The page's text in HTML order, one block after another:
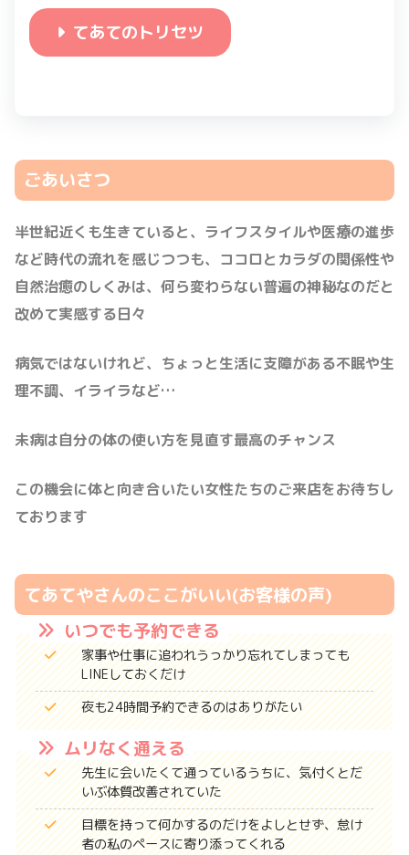
てあてのトリセツ
ごあいさつ
半世紀近くも生きていると、ライフスタイルや医療の進歩
など時代の流れを感じつつも、ココロとカラダの関係性や
自然治癒のしくみは、何ら変わらない普遍の神秘なのだと
改めて実感する日々
病気ではないけれど、ちょっと生活に支障がある不眠や生
理不調、イライラなど…
未病は自分の体の使い方を見直す最高のチャンス
この機会に体と向き合いたい女性たちのご来店をお待ちし
ております
てあてやさんのここがいい(お客様の声)
いつでも予約できる
家事や仕事に追われうっかり忘れてしまっても
LINEしておくだけ
夜も24時間予約できるのはありがたい
ムリなく通える
先生に会いたくて通っているうちに、気付くとだ
いぶ体質改善されていた
目標を持って何かするのだけをよしとせず、怠け
者の私のペースに寄り添ってくれる